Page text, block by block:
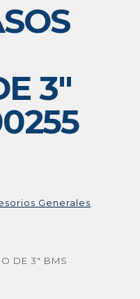
3″
Generales
DE 3″ BMS